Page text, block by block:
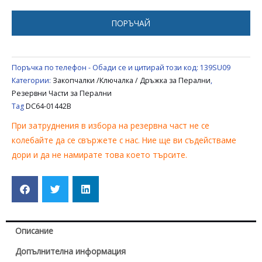
DC64-
ПОРЪЧАЙ
Поръчка по телефон - Обади се и цитирай този код: 139SU09
Категории: Закопчалки /Ключалка / Дръжка за Перални,
Резервни Части за Перални
TagDC64-01442B
При затруднения в избора на резервна част не се
колебайте да се свържете с нас. Ние ще ви съдействаме
дори и да не намирате това което търсите.
Описание
Допълнителна информация